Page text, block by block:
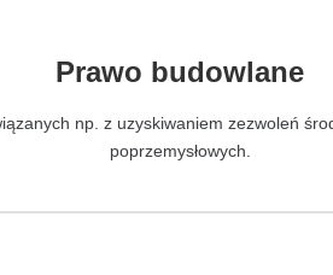
Prawo budowlane
np. z uzyskiwaniem zezwoleń
poprzemysłowych.